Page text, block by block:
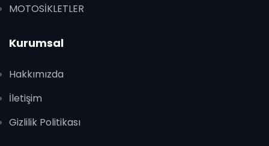
MOTOSİKLETLER
Kurumsal
Hakkımızda
İletişim
Gizlilik Politikası